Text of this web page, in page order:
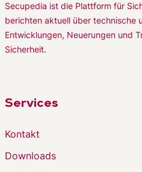
Secupedia ist die Plattform für
berichten aktuell über technische
Entwicklungen, Neuerungen und
Sicherheit.
Services
Kontakt
Downloads